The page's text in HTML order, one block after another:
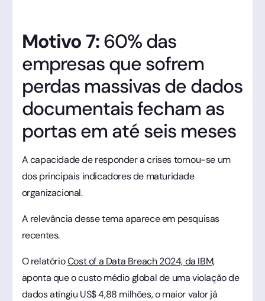
Motivo 7:60% das
empresas que sofrem
perdas massivas de dados
documentais fecham as
portas em até seis meses
A capacidade de responder a crises tornou-se um
dos principais indicadores de maturidade
organizacional.
A relevância desse tema aparece em pesquisas
recentes.
O relatórioCost of a Data Breach 2024, da IBM,
aponta que o custo médio global de uma violação de
dados atingiu US$ 4,88 milhões, o maior valor já